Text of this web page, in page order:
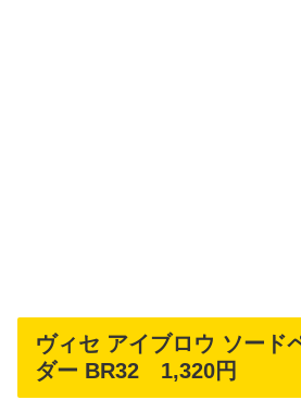
ヴィセ アイブロウ ソード
ダー BR32 1,320円